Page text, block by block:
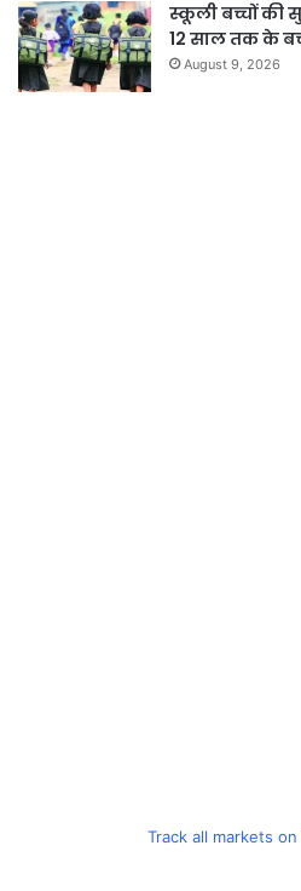
स्कूली बच्चों की
12 साल तक के
August 9, 2026
Track all markets